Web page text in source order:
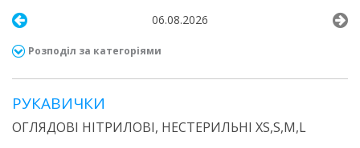
06.08.2026
Розподіл за категоріями
РУКАВИЧКИ
ОГЛЯДОВІ НІТРИЛОВІ, НЕСТЕРИЛЬНІ XS,S,M,L